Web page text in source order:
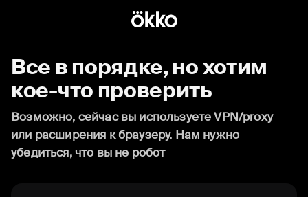
Все в порядке, но хотим
кое-что проверить
Возможно, сейчас вы используете VPN/proxy
или расширения к браузеру. Нам нужно
убедиться, что вы не робот